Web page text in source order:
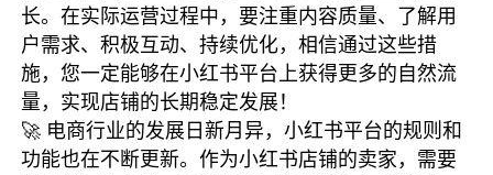
长。在实际运营过程中，要注重内容质量、了解用
户需求、积极互动、持续优化，相信通过这些措
施，您一定能够在小红书平台上获得更多的自然流
量，实现店铺的长期稳定发展！
🚀 电商行业的发展日新月异，小红书平台的规则和
功能也在不断更新。作为小红书店铺的卖家，需要